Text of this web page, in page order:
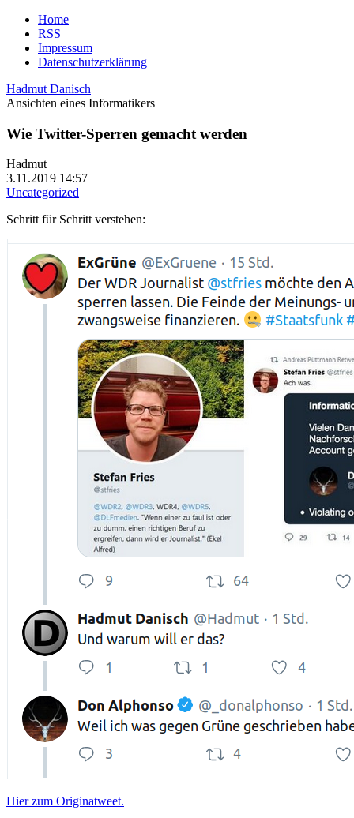
Home
RSS
Impressum
Datenschutzerklärung
Hadmut Danisch
Ansichten eines Informatikers
Wie Twitter-Sperren gemacht werden
Hadmut
3.11.2019 14:57
Uncategorized
Schritt für Schritt verstehen:
Hier zum Originatweet.